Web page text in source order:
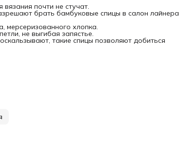
почти не стучат.
брать бамбуковые спицы в салон лайнера
мерсеризованного хлопка.
не выгибая запястье.
такие спицы позволяют добиться